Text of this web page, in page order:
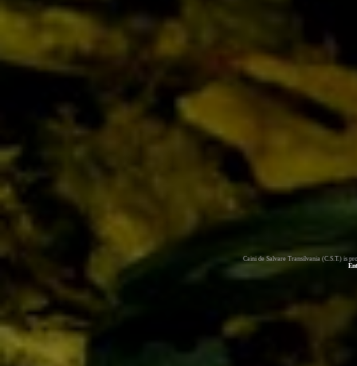
Caini de Salvare Transilvania (C.S.T.) is